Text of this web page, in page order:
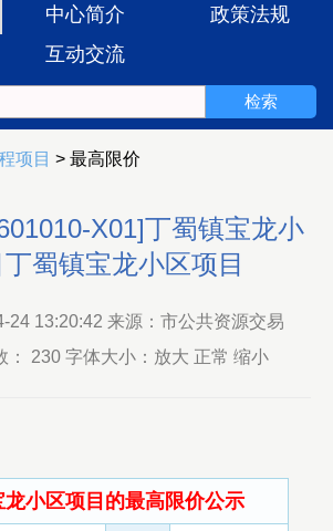
中心简介
政策法规
互动交流
项目 > 最高限价
X01]丁蜀镇宝龙小
蜀镇宝龙小区项目
24 13:20:42 来源：市公共资源交易
： 230字体大小：放大 正常 缩小
龙小区项目的最高限价公示